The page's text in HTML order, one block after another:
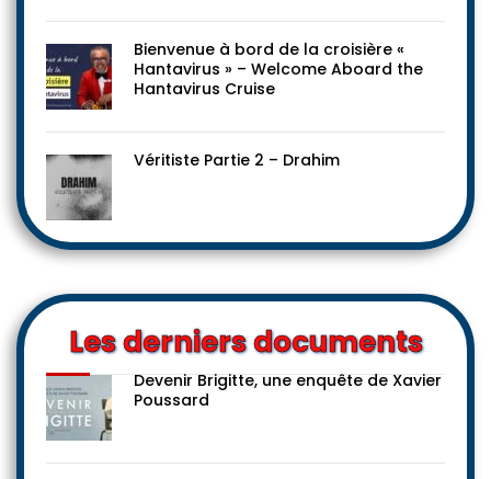
Bienvenue à bord de la croisière «
Hantavirus » – Welcome Aboard the
Hantavirus Cruise
Véritiste Partie 2 – Drahim
Les derniers documents
Devenir Brigitte, une enquête de Xavier
Poussard